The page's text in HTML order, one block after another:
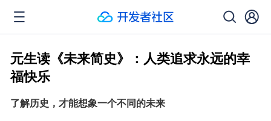
元生读《未来简史》：人类追求永远的幸
福快乐
了解历史，才能想象一个不同的未来